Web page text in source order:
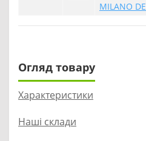
MILANO
Огляд товару
Характеристики
Наші склади